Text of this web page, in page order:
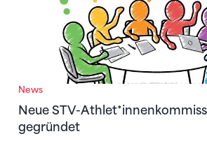
News
Neue STV-
gegründet